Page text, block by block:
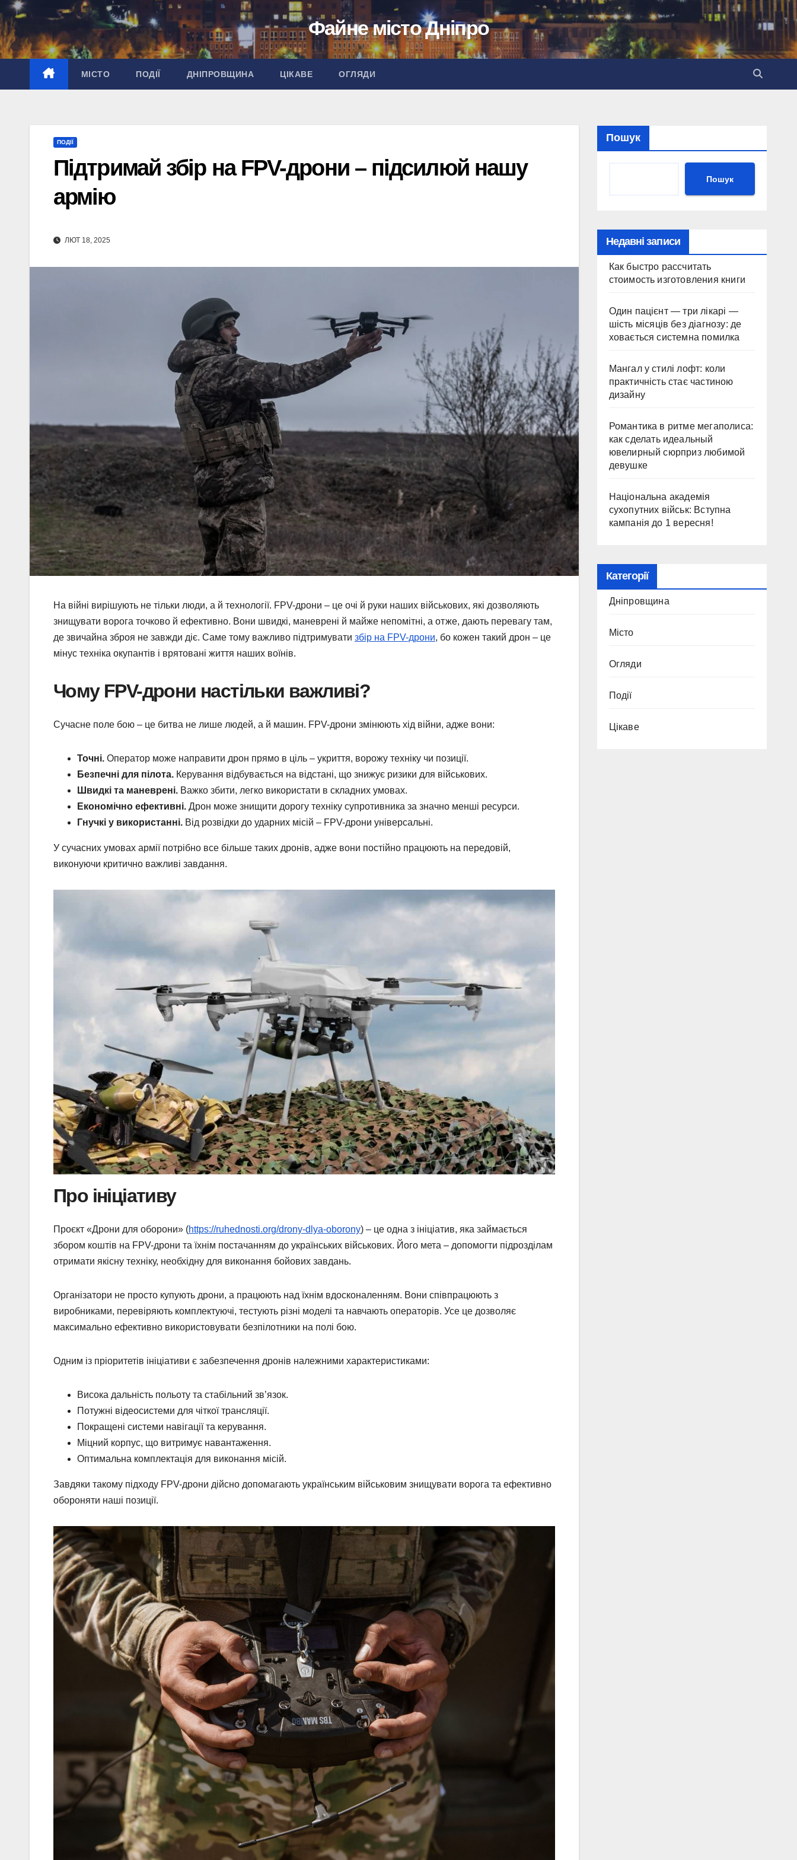
Перейти
до
вмісту
Файне місто Дніпро
МІСТО ПОДІЇ ДНІПРОВЩИНА ЦІКАВЕ ОГЛЯДИ
ПОДІЇ
Підтримай збір на FPV-дрони – підсилюй нашу
армію
ЛЮТ 18, 2025
На війні вирішують не тільки люди, а й технології. FPV-дрони – це очі й руки наших військових, які дозволяють
знищувати ворога точково й ефективно. Вони швидкі, маневрені й майже непомітні, а отже, дають перевагу там,
де звичайна зброя не завжди діє. Саме тому важливо підтримувати збір на FPV-дрони, бо кожен такий дрон – це
мінус техніка окупантів і врятовані життя наших воїнів.
Чому FPV-дрони настільки важливі?
Сучасне поле бою – це битва не лише людей, а й машин. FPV-дрони змінюють хід війни, адже вони:
Точні. Оператор може направити дрон прямо в ціль – укриття, ворожу техніку чи позиції.
Безпечні для пілота. Керування відбувається на відстані, що знижує ризики для військових.
Швидкі та маневрені. Важко збити, легко використати в складних умовах.
Економічно ефективні. Дрон може знищити дорогу техніку супротивника за значно менші ресурси.
Гнучкі у використанні. Від розвідки до ударних місій – FPV-дрони універсальні.
У сучасних умовах армії потрібно все більше таких дронів, адже вони постійно працюють на передовій,
виконуючи критично важливі завдання.
Про ініціативу
Проєкт «Дрони для оборони» (https://ruhednosti.org/drony-dlya-oborony) – це одна з ініціатив, яка займається
збором коштів на FPV-дрони та їхнім постачанням до українських військових. Його мета – допомогти підрозділам
отримати якісну техніку, необхідну для виконання бойових завдань.
Організатори не просто купують дрони, а працюють над їхнім вдосконаленням. Вони співпрацюють з
виробниками, перевіряють комплектуючі, тестують різні моделі та навчають операторів. Усе це дозволяє
максимально ефективно використовувати безпілотники на полі бою.
Одним із пріоритетів ініціативи є забезпечення дронів належними характеристиками:
Висока дальність польоту та стабільний зв’язок.
Потужні відеосистеми для чіткої трансляції.
Покращені системи навігації та керування.
Міцний корпус, що витримує навантаження.
Оптимальна комплектація для виконання місій.
Завдяки такому підходу FPV-дрони дійсно допомагають українським військовим знищувати ворога та ефективно
обороняти наші позиції.
Пошук
Пошук
Недавні записи
Как быстро рассчитать
стоимость изготовления книги
Один пацієнт — три лікарі —
шість місяців без діагнозу: де
ховається системна помилка
Мангал у стилі лофт: коли
практичність стає частиною
дизайну
Романтика в ритме мегаполиса:
как сделать идеальный
ювелирный сюрприз любимой
девушке
Національна академія
сухопутних військ: Вступна
кампанія до 1 вересня!
Категорії
Дніпровщина
Місто
Огляди
Події
Цікаве